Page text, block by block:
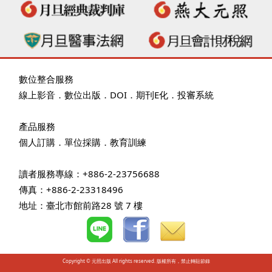
數位整合服務
線上影音 ．數位出版 ． DOI ．期刊E化 ．投審系統
產品服務
個人訂購 ．單位採購 ．教育訓練
讀者服務專線：+886-2-23756688
傳真：+886-2-23318496
地址：臺北市館前路28 號 7 樓
Copyright © 元照出版 All rights reserved. 版權所有，禁止轉貼節錄